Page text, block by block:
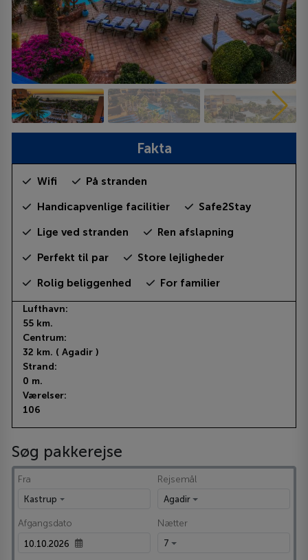
Fakta
Wifi På stranden
Handicapvenlige facilitier Safe2Stay
Lige ved stranden Ren afslapning
Perfekt til par Store lejligheder
Rolig beliggenhed For familier
Lufthavn:
55 km.
Centrum:
32 km. ( Agadir )
Strand:
0 m.
Værelser:
106
Søg pakkerejse
Fra
Kastrup
Rejsemål
Agadir
Afgangsdato Nætter
7